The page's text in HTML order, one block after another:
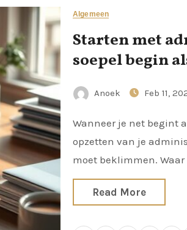
Algemeen
Starten met
soepel begin
Anoek Feb 11,
Wanneer je net begint als ZZP’er of een kleine ondernemer, kan het
opzetten van je
moet beklimmen.
Read More